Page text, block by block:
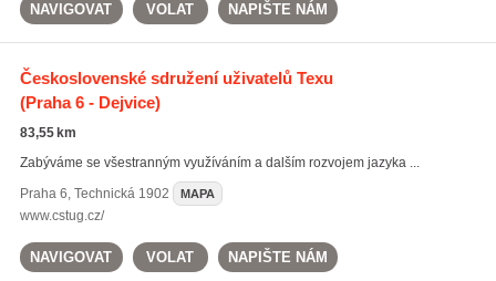
NAVIGOVAT VOLAT NAPIŠTE NÁM
Československé sdružení uživatelů Texu
(Praha 6 - Dejvice)
83,55 km
Zabýváme se všestranným využíváním a dalším rozvojem jazyka ...
Praha 6, Technická 1902 MAPA
www.cstug.cz/
NAVIGOVAT VOLAT NAPIŠTE NÁM